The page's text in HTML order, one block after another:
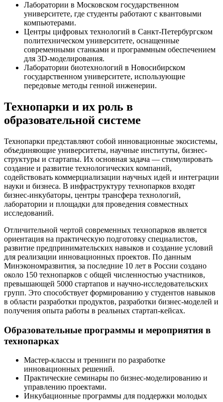
Лаборатории в Московском государственном
университете, где студенты работают с квантовыми
компьютерами.
Центры цифровых технологий в Санкт-Петербургском
политехническом университете, оснащенные
современными станками и программным обеспечением
для 3D-моделирования.
Лаборатории биотехнологий в Новосибирском
государственном университете, использующие
передовые методы генной инженерии.
Технопарки и их роль в
образовательной системе
Технопарки представляют собой инновационные экосистемы,
объединяющие университеты, научные институты, бизнес-
структуры и стартапы. Их основная задача — стимулировать
создание и развитие технологических компаний,
содействовать коммерциализации научных идей и интеграции
науки и бизнеса. В инфраструктуру технопарков входят
бизнес-инкубаторы, центры трансфера технологий,
лаборатории и площадки для проведения совместных
исследований.
Отличительной чертой современных технопарков является
ориентация на практическую подготовку специалистов,
развитие предпринимательских навыков и создание условий
для реализации инновационных проектов. По данным
Минэкономразвития, за последние 10 лет в России создано
около 150 технопарков с общей численностью участников,
превышающей 5000 стартапов и научно-исследовательских
групп. Это способствует формированию у студентов навыков
в области разработки продуктов, разработки бизнес-моделей и
получения опыта работы в реальных стартап-кейсах.
Образовательные программы и мероприятия в
технопарках
Мастер-классы и тренинги по разработке
инновационных решений.
Практические семинары по бизнес-моделированию и
управлению проектами.
Инкубационные программы для поддержки молодых